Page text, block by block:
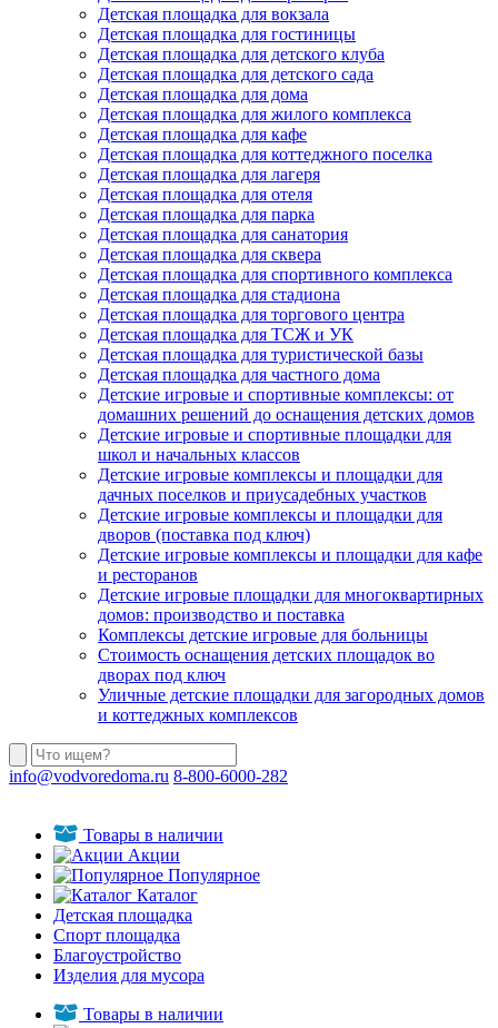
Детская площадка для вокзала
Детская площадка для гостиницы
Детская площадка для детского клуба
Детская площадка для детского сада
Детская площадка для дома
Детская площадка для жилого комплекса
Детская площадка для кафе
Детская площадка для коттеджного поселка
Детская площадка для лагеря
Детская площадка для отеля
Детская площадка для парка
Детская площадка для санатория
Детская площадка для сквера
Детская площадка для спортивного комплекса
Детская площадка для стадиона
Детская площадка для торгового центра
Детская площадка для ТСЖ и УК
Детская площадка для туристической базы
Детская площадка для частного дома
Детские игровые и спортивные комплексы: от
домашних решений до оснащения детских домов
Детские игровые и спортивные площадки для
школ и начальных классов
Детские игровые комплексы и площадки для
дачных поселков и приусадебных участков
Детские игровые комплексы и площадки для
дворов (поставка под ключ)
Детские игровые комплексы и площадки для кафе
и ресторанов
Детские игровые площадки для многоквартирных
домов: производство и поставка
Комплексы детские игровые для больницы
Стоимость оснащения детских площадок во
дворах под ключ
Уличные детские площадки для загородных домов
и коттеджных комплексов
info@vodvoredoma.ru 8-800-6000-282
Товары в наличии
Акции
Популярное
Каталог
Детская площадка
Спорт площадка
Благоустройство
Изделия для мусора
Товары в наличии